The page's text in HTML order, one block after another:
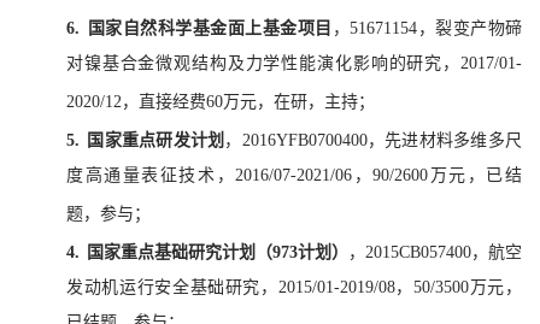
6. 国家自然科学基金面上基金项目 ，51671154，裂变产物碲
对镍基合金微观结构及力学性能演化影响的研究，2017/01-
2020/12，直接经费60万元，在研，主持；
5. 国家重点研发计划 ，2016YFB0700400，先进材料多维多尺
度高通量表征技术，2016/07-2021/06，90/2600万元，已结
题，参与；
4. 国家重点基础研究计划（973计划）
，2015CB057400，航空
发动机运行安全基础研究，2015/01-2019/08，50/3500万元，